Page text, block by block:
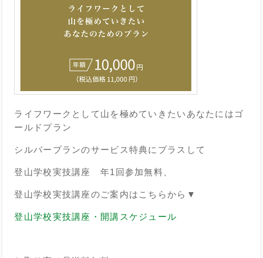
ライフワークとして山を極めていきたいあなたにはゴ
ールドプラン
シルバープランのサービス特典にプラスして
登山学校実技講座 年1回参加無料、
登山学校実技講座のご案内はこちらから▼
登山学校実技講座・開講スケジュール